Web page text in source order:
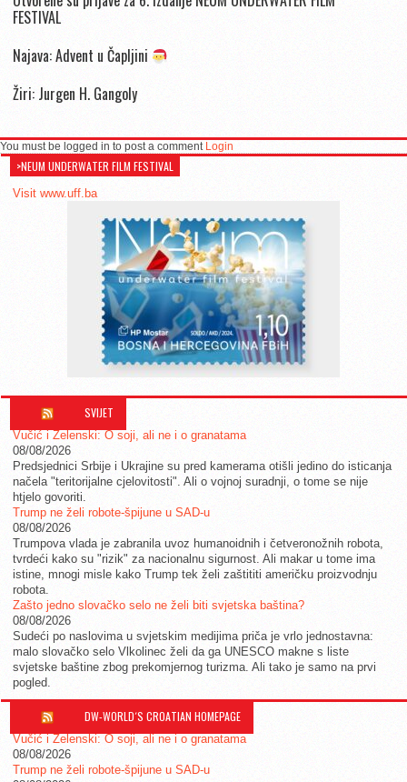
FESTIVAL
Najava: Advent u Čapljini
Žiri: Jurgen H. Gangoly
You must be logged in to post a comment Login
>NEUM UNDERWATER FILM FESTIVAL
Visit www.uff.ba
SVIJET
Vučić i Zelenski: O soji, ali ne i o granatama
08/08/2026
Predsjednici Srbije i Ukrajine su pred kamerama otišli jedino do isticanja
načela "teritorijalne cjelovitosti". Ali o vojnoj suradnji, o tome se nije
htjelo govoriti.
Trump ne želi robote-špijune u SAD-u
08/08/2026
Trumpova vlada je zabranila uvoz humanoidnih i četveronožnih robota,
tvrdeći kako su "rizik" za nacionalnu sigurnost. Ali makar u tome ima
istine, mnogi misle kako Trump tek želi zaštititi američku proizvodnju
robota.
Zašto jedno slovačko selo ne želi biti svjetska baština?
08/08/2026
Sudeći po naslovima u svjetskim medijima priča je vrlo jednostavna:
malo slovačko selo Vlkolinec želi da ga UNESCO makne s liste
svjetske baštine zbog prekomjernog turizma. Ali tako je samo na prvi
pogled.
DW-WORLD´S CROATIAN HOMEPAGE
Vučić i Zelenski: O soji, ali ne i o granatama
08/08/2026
Trump ne želi robote-špijune u SAD-u